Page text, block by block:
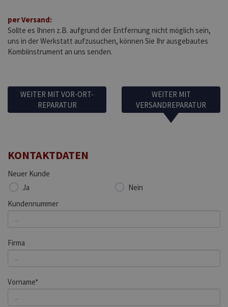
per Versand:
Sollte es Ihnen z.B. aufgrund der Entfernung nicht möglich sein,
uns in der Werkstatt aufzusuchen, können Sie Ihr ausgebautes
Kombiinstrument an uns senden.
WEITER MIT VOR-ORT-
REPARATUR
WEITER MIT
VERSANDREPARATUR
KONTAKTDATEN
Neuer Kunde
Ja
Nein
Kundennummer
Firma
Vorname*